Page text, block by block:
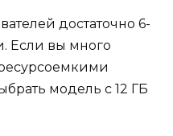
достаточно 6-
Если вы много
модель с 12 ГБ